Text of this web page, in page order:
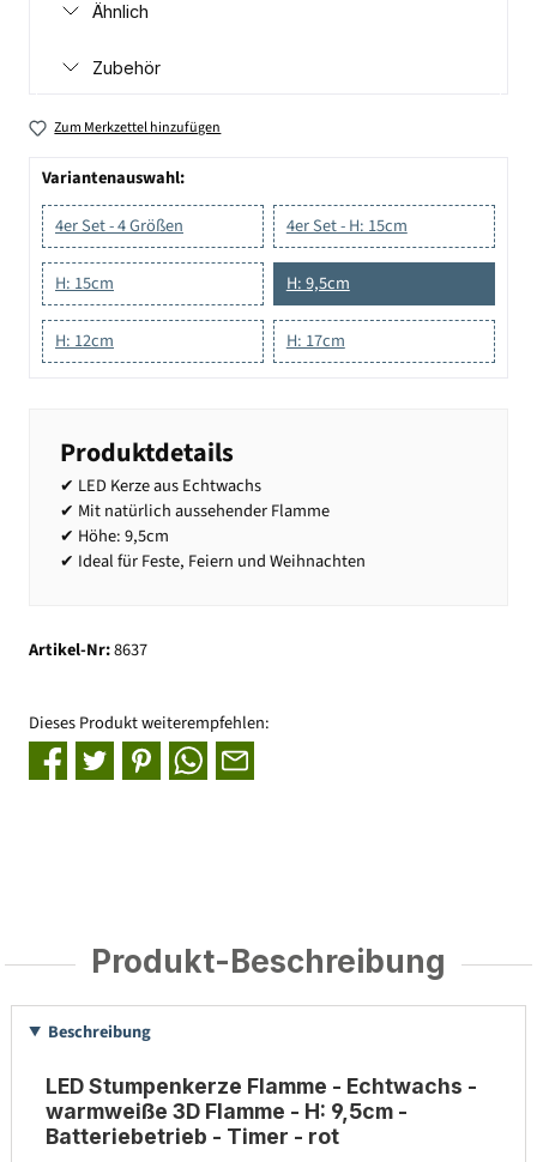
Ähnlich
Zubehör
Zum Merkzettel hinzufügen
Variantenauswahl:
4er Set - 4 Größen
4er Set - H: 15cm
H: 15cm H: 9,5cm
H: 12cm H: 17cm
Produktdetails
✔ LED Kerze aus Echtwachs
✔ Mit natürlich aussehender Flamme
✔ Höhe: 9,5cm
✔ Ideal für Feste, Feiern und Weihnachten
Artikel-Nr:8637
Dieses Produkt weiterempfehlen:
Produkt-Beschreibung
Beschreibung
LED Stumpenkerze Flamme - Echtwachs -
warmweiße 3D Flamme - H: 9,5cm -
Batteriebetrieb - Timer - rot